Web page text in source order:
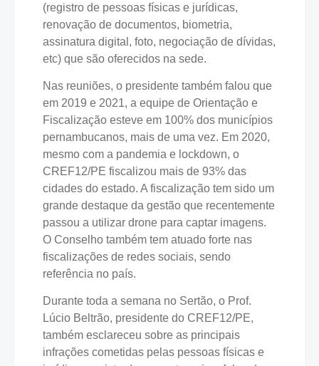
(registro de pessoas físicas e jurídicas,
renovação de documentos, biometria,
assinatura digital, foto, negociação de dívidas,
etc) que são oferecidos na sede.
Nas reuniões, o presidente também falou que
em 2019 e 2021, a equipe de Orientação e
Fiscalização esteve em 100% dos municípios
pernambucanos, mais de uma vez. Em 2020,
mesmo com a pandemia e lockdown, o
CREF12/PE fiscalizou mais de 93% das
cidades do estado. A fiscalização tem sido um
grande destaque da gestão que recentemente
passou a utilizar drone para captar imagens.
O Conselho também tem atuado forte nas
fiscalizações de redes sociais, sendo
referência no país.
Durante toda a semana no Sertão, o Prof.
Lúcio Beltrão, presidente do CREF12/PE,
também esclareceu sobre as principais
infrações cometidas pelas pessoas físicas e